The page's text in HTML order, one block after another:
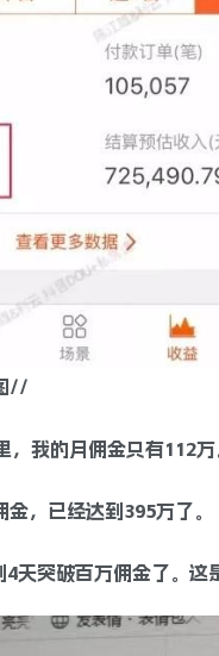
//
我的月佣金只有112万
，已经达到395万了。
天突破百万佣金了。这